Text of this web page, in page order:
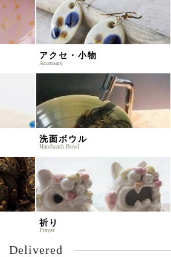
アクセ・小物
Accessary
洗面ボウル
Handwash Bowl
祈り
Prayer
Delivered